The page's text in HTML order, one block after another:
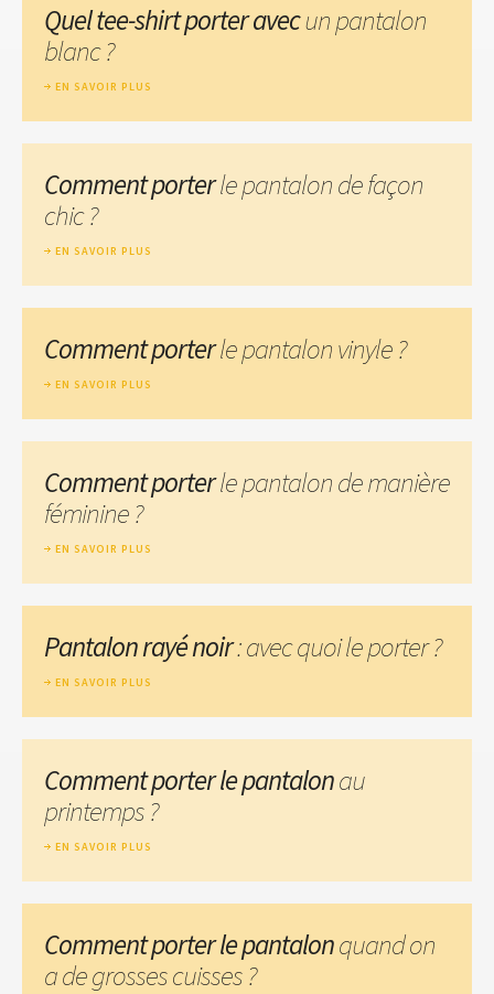
Quel tee-shirt porter avecun pantalon
blanc ?
EN SAVOIR PLUS
Comment porterle pantalon de façon
chic ?
EN SAVOIR PLUS
Comment porterle pantalon vinyle ?
EN SAVOIR PLUS
Comment porterle pantalon de manière
féminine ?
EN SAVOIR PLUS
Pantalon rayé noir: avec quoi le porter ?
EN SAVOIR PLUS
Comment porter le pantalonau
printemps ?
EN SAVOIR PLUS
Comment porter le pantalonquand on
a de grosses cuisses ?